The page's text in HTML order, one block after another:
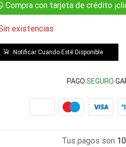
Compra con tarjeta de crédito
existencias
Notificar Cuando Esté Disponible
PAGOSEGURO
Tus pagos son